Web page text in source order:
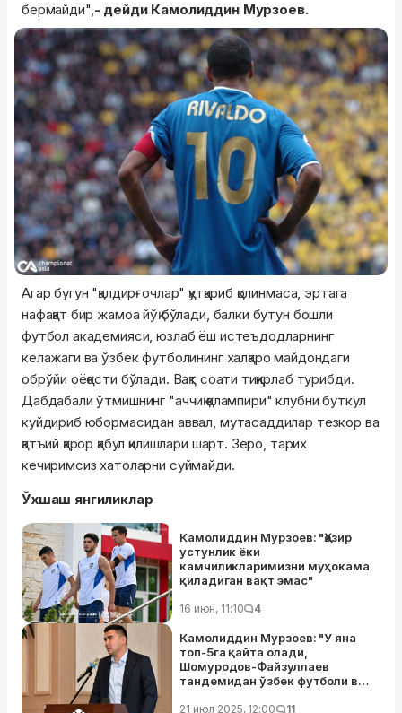
бермайди",- дейди Камолиддин Мурзоев.
Агар бугун "қалдирғочлар" қутқариб қолинмаса, эртага
нафақат бир жамоа йўқ бўлади, балки бутун бошли
футбол академияси, юзлаб ёш истеъдодларнинг
келажаги ва ўзбек футболининг халқаро майдондаги
обрўйи оёқости бўлади. Вақт соати тиқирлаб турибди.
Дабдабали ўтмишнинг "аччиқ қалампири" клубни буткул
куйдириб юбормасидан аввал, мутасаддилар тезкор ва
қатъий қарор қабул қилишлари шарт. Зеро, тарих
кечиримсиз хатоларни суймайди.
Ўхшаш янгиликлар
Камолиддин Мурзоев: "Ҳозир
устунлик ёки
камчиликларимизни муҳокама
қиладиган вақт эмас"
16 июн, 11:10 4
Камолиддин Мурзоев: "У яна
топ-5га қайта олади,
Шомуродов-Файзуллаев
тандемидан ўзбек футболи ва
21 июл 2025, 12:00 11